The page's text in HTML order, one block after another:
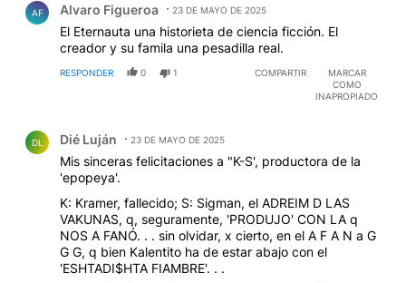
AF Alvaro Figueroa 23 DE MAYO DE 2025
El Eternauta una historieta de ciencia ficción. El
creador y su famila una pesadilla real.
RESPONDER 0 1 COMPARTIR
MARCAR
COMO
INAPROPIADO
DL Dié Luján 23 DE MAYO DE 2025
Mis sinceras felicitaciones a "K-S', productora de la
'epopeya'.
K: Kramer, fallecido; S: Sigman, el ADREIM D LAS
VAKUNAS, q, seguramente, 'PRODUJO' CON LA q
NOS A FANÓ. . . sin olvidar, x cierto, en el A F A N a G
G G, q bien Kalentito ha de estar abajo con el
'ESHTADI$HTA FIAMBRE'. . .